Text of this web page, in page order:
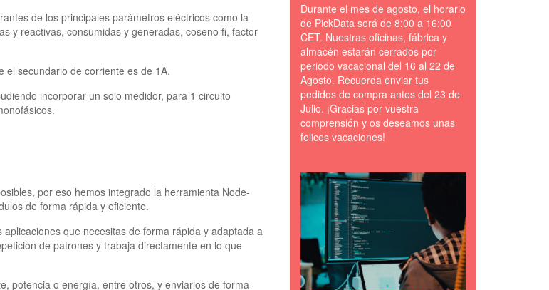
de los principales parámetros eléctricos como la
y reactivas, consumidas y generadas, coseno fi, factor
el secundario de corriente es de 1A.
incorporar un solo medidor, para 1 circuito
por eso hemos integrado la herramienta Node-
de forma rápida y eficiente.
que necesitas de forma rápida y adaptada a
de patrones y trabaja directamente en lo que
potencia o energía, entre otros, y enviarlos de forma
Durante el mes de agosto, el horario
de PickData será de 8:00 a 16:00
CET. Nuestras oficinas, fábrica y
almacén estarán cerrados por
periodo vacacional del 16 al 22 de
Agosto. Recuerda enviar tus
pedidos de compra antes del 23 de
Julio. ¡Gracias por vuestra
comprensión y os deseamos unas
felices vacaciones!
Docker---
OpenSSL---
OpenVPN.jpg